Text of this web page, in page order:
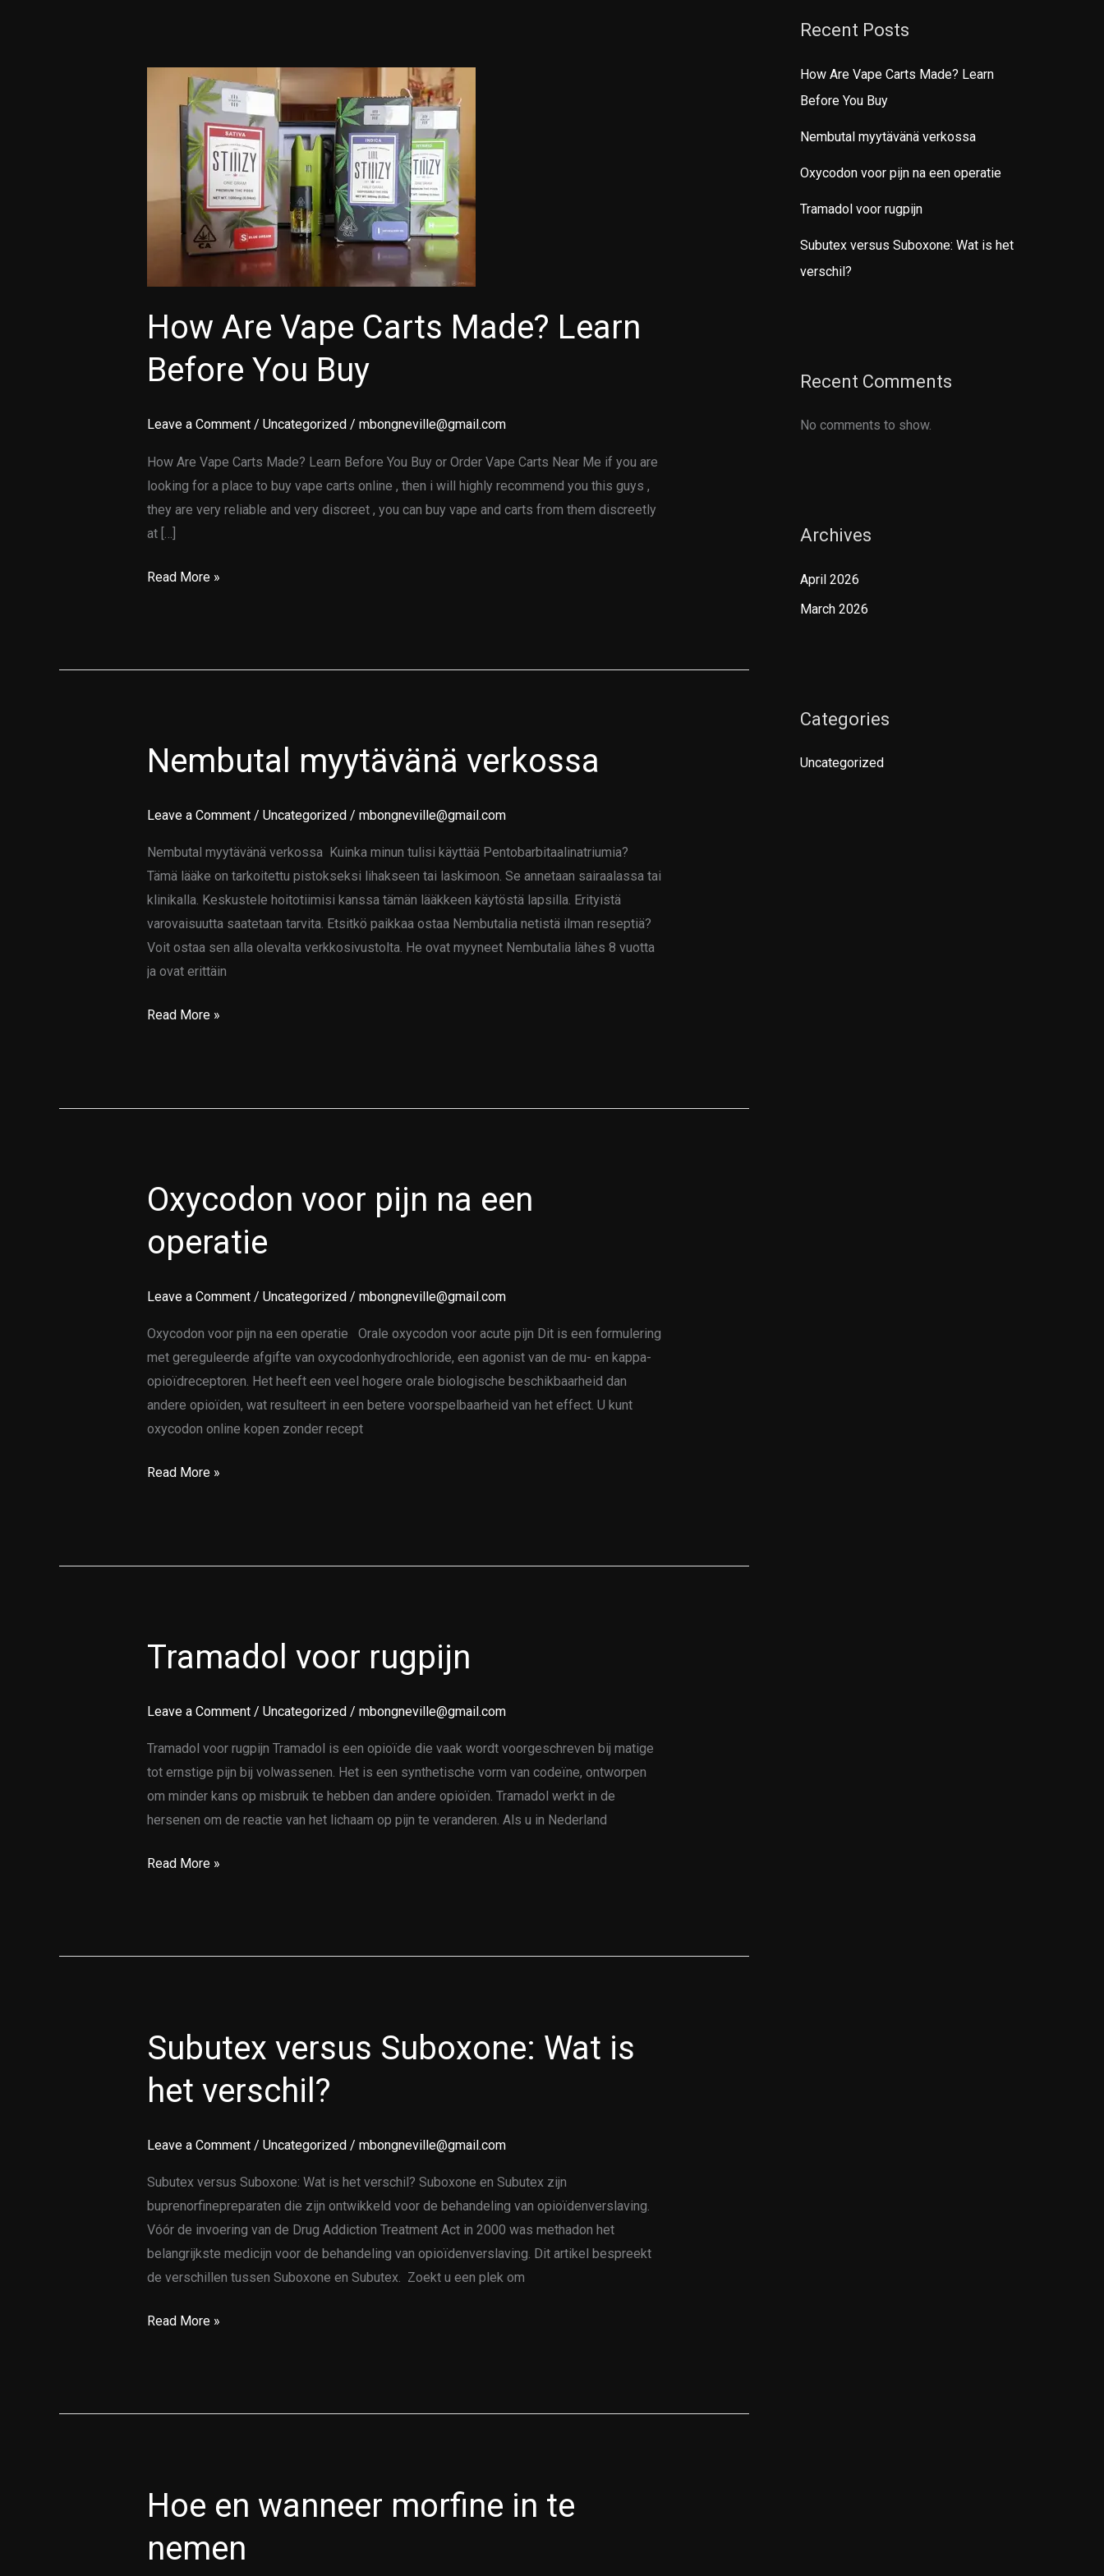
How Are Vape Carts Made? Learn
Before You Buy
Leave a Comment / Uncategorized / mbongneville@gmail.com
How Are Vape Carts Made? Learn Before You Buy or Order Vape Carts Near Me if you are
looking for a place to buy vape carts online , then i will highly recommend you this guys ,
they are very reliable and very discreet , you can buy vape and carts from them discreetly
at […]
Made?
Learn
Read More »
Nembutal myytävänä verkossa
Leave a Comment / Uncategorized / mbongneville@gmail.com
Nembutal myytävänä verkossa Kuinka minun tulisi käyttää Pentobarbitaalinatriumia?
Tämä lääke on tarkoitettu pistokseksi lihakseen tai laskimoon. Se annetaan sairaalassa tai
klinikalla. Keskustele hoitotiimisi kanssa tämän lääkkeen käytöstä lapsilla. Erityistä
varovaisuutta saatetaan tarvita. Etsitkö paikkaa ostaa Nembutalia netistä ilman reseptiä?
Voit ostaa sen alla olevalta verkkosivustolta. He ovat myyneet Nembutalia lähes 8 vuotta
ja ovat erittäin
Nembutal
myytävänä
Read More »
Oxycodon voor pijn na een
operatie
Leave a Comment / Uncategorized / mbongneville@gmail.com
Oxycodon voor pijn na een operatie Orale oxycodon voor acute pijn Dit is een formulering
met gereguleerde afgifte van oxycodonhydrochloride, een agonist van de mu- en kappa-
opioïdreceptoren. Het heeft een veel hogere orale biologische beschikbaarheid dan
andere opioïden, wat resulteert in een betere voorspelbaarheid van het effect. U kunt
oxycodon online kopen zonder recept
Oxycodon
voor
pijn
Read More »
Tramadol voor rugpijn
Leave a Comment / Uncategorized/ mbongneville@gmail.com
Tramadol voor rugpijn Tramadol is een opioïde die vaak wordt voorgeschreven bij matige
tot ernstige pijn bij volwassenen. Het is een synthetische vorm van codeïne, ontworpen
om minder kans op misbruik te hebben dan andere opioïden. Tramadol werkt in de
hersenen om de reactie van het lichaam op pijn te veranderen. Als u in Nederland
Tramadol
voor
Read More »
Subutex versus Suboxone: Wat is
het verschil?
Leave a Comment / Uncategorized/ mbongneville@gmail.com
Subutex versus Suboxone: Wat is het verschil? Suboxone en Subutex zijn
buprenorfinepreparaten die zijn ontwikkeld voor de behandeling van opioïdenverslaving.
Vóór de invoering van de Drug Addiction Treatment Act in 2000 was methadon het
belangrijkste medicijn voor de behandeling van opioïdenverslaving. Dit artikel bespreekt
de verschillen tussen Suboxone en Subutex. Zoekt u een plek om
Subutex
versus
Suboxone:
verschil?
Read More »
Hoe en wanneer morfine in te
nemen
Hoe
en
wanneer
Recent Posts
How Are Vape Carts Made? Learn
Before You Buy
Nembutal myytävänä verkossa
Oxycodon voor pijn na een operatie
Tramadol voor rugpijn
Subutex versus Suboxone: Wat is het
verschil?
Recent Comments
No comments to show.
Archives
April 2026
March 2026
Categories
Uncategorized